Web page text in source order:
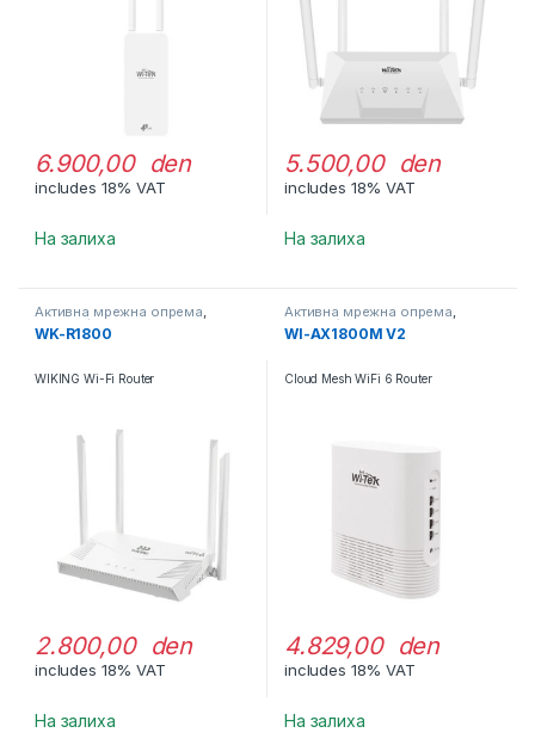
6.900,00 den
includes 18% VAT
На залиха
5.500,00 den
includes 18% VAT
На залиха
Активна мрежна опрема,
Рутери / АП
WK-R1800
WIKING Wi-Fi Router
2.800,00 den
includes 18% VAT
На залиха
Активна мрежна опрема,
Рутери / АП
WI-AX1800M V2
Cloud Mesh WiFi 6 Router
4.829,00 den
includes 18% VAT
На залиха